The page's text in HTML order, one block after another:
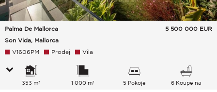
Palma De Mallorca
Son Vida, Mallorca
5 500 000 EUR
V1606PM Prodej Vila
353 m² 1 000 m² 5 Pokoje 6 Koupelna